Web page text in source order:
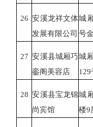
26 安溪龙祥文体
发展有限公司
城
号
27 安溪县城厢巧
銮阁美容店
城
129
28 安溪县宝龙锦
尚宾馆
城
楼9